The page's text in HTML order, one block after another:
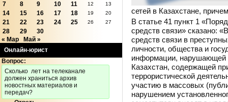
7 8 9 10 11 12 13
14 15 16 17 18 19 20
21 22 23 24 25 26 27
28 29
30
« Мар
Май »
Онлайн-юрист
Вопрос:
Cколько лет на телеканале
должен храниться архив
новостных материалов и
передач?
сетей в Казахстане,
В статье 41 пункт 1
средств связи» сказано:
средств связи в
личности, общества и
информации, нарушающей
Казахстан, содержащей
террористической
участию в массовых
нарушением